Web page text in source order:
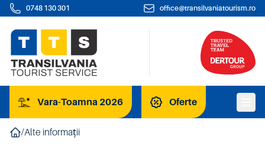
0748 130 301 office@transilvaniatourism.ro
Vara-Toamna 2026 Oferte
/Alte informații